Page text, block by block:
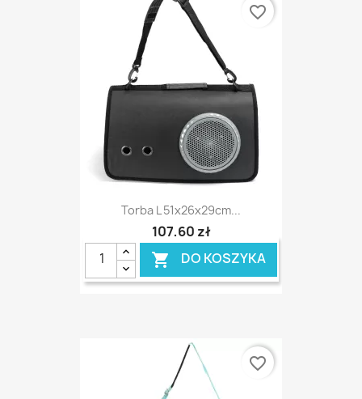
Torba L 51x26x29cm...
107,60 zł
 DO KOSZYKA
favorite_border
favorite_border